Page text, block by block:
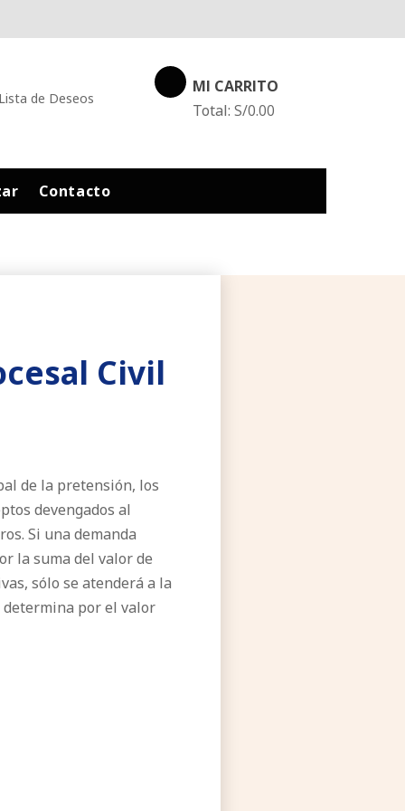
de Deseos
MI CARRITO
Total: S/0.00
Contacto
Civil
de la pretensión, los
devengados al
Si una demanda
la suma del valor de
sólo se atenderá a la
determina por el valor